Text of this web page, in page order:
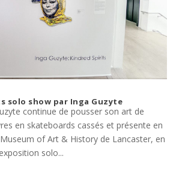
solo show par Inga Guzyte
continue de pousser son art de
en skateboards cassés et présente en
of Art & History de Lancaster, en
solo...